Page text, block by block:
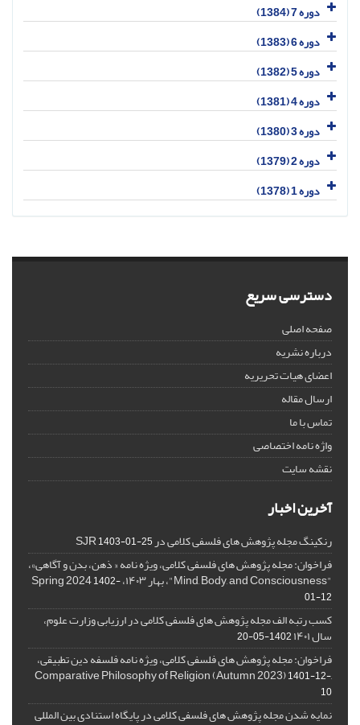
دوره 7 (1384)
دوره 6 (1383)
دوره 5 (1382)
دوره 4 (1381)
دوره 3 (1380)
دوره 2 (1379)
دوره 1 (1378)
دسترسی سریع
صفحه اصلی
درباره نشریه
اعضای هیات تحریریه
ارسال مقاله
تماس با ما
واژه نامه اختصاصی
نقشه سایت
آخرین اخبار
رنکینگ مجله پژوهش های فلسفی کلامی در SJR1403-01-25
فراخوان: مجله پژوهش های فلسفی کلامی، ویژه نامه « ذهن، بدن و آگاهی»،
"Mind, Body, and Consciousness"، بهار ۱۴۰۳، Spring 2024
1402-
01-12
کسب رتبه الف مجله پژوهش های فلسفی کلامی در ارزیابی وزارت علوم،
سال ۱۴۰۱ 1402-05-20
فراخوان: مجله پژوهش های فلسفی کلامی، ویژه نامه فلسفه دین تطبیقی،
,Comparative Philosophy of Religion (Autumn 2023)
1401-12-
10
نمایه شدن مجله پژوهش های فلسفی کلامی در پایگاه استنادی بین المللی